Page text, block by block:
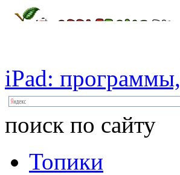
iPad: программы,
поиск по сайту
Топики